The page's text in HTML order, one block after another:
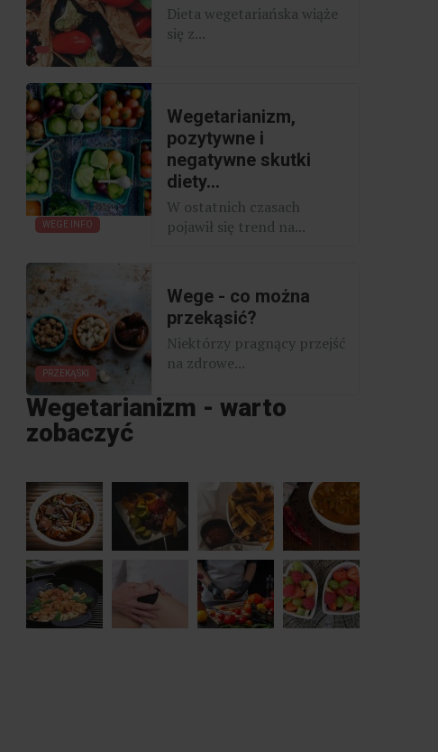
Dieta wegetariańska wiąże
się z...
WEGE INFO
Wegetarianizm,
pozytywne i
negatywne skutki
diety...
W ostatnich czasach
pojawił się trend na...
PRZEKĄSKI
Wege - co można
przekąsić?
Niektórzy pragnący przejść
na zdrowe...
Wegetarianizm - warto
zobaczyć